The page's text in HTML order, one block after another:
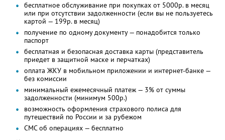
бесплатное обслуживание при покупках от 5000р. в месяц
или при отсутствии задолженности (если вы не пользуетесь
картой — 199р. в месяц)
получение по одному документу — понадобится только
паспорт
бесплатная и безопасная доставка карты (представитель
приедет в защитной маске и перчатках)
оплата ЖКУ в мобильном приложении и интернет-банке —
без комиссии
минимальный ежемесячный платеж — 3% от суммы
задолженности (минимум 500р.)
возможность оформления страхового полиса для
путешествий по России и за рубежом
СМС об операциях — бесплатно